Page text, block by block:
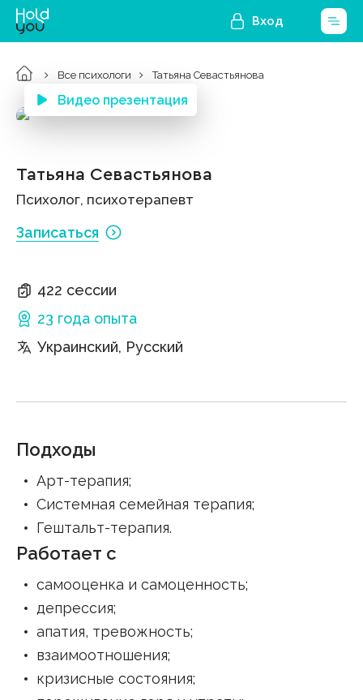
Вход
Все психологи Татьяна Севастьянова
Видео презентация
Татьяна Севастьянова
Психолог, психотерапевт
Записаться
422 сессии
23 года опыта
Украинский, Русский
Подходы
Арт-терапия;
Системная семейная терапия;
Гештальт-терапия.
Работает с
самооценка и самоценность;
депрессия;
апатия, тревожность;
взаимоотношения;
кризисные состояния;